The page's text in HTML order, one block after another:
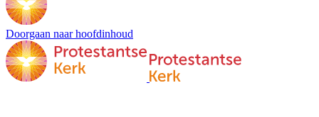
Doorgaan naar hoofdinhoud